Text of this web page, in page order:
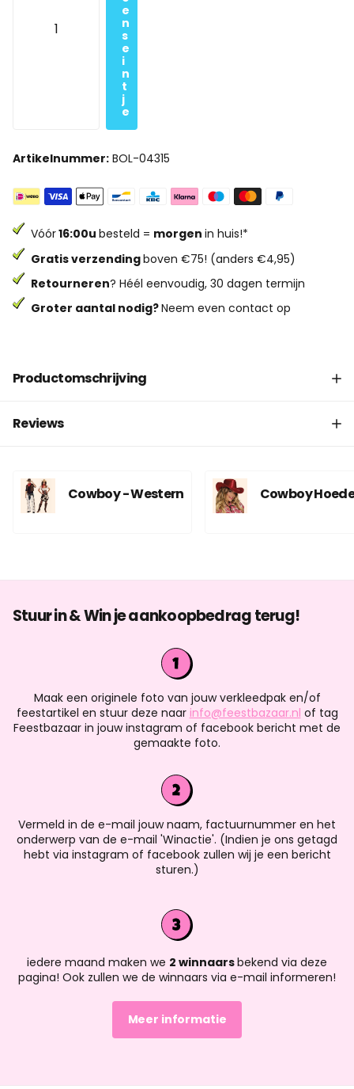
e
n
s
e
i
n
t
j
e
Artikelnummer: BOL-04315
Vóór16:00u besteld = morgen in huis!*
Gratis verzendingboven €75! (anders €4,95)
Retourneren? Héél eenvoudig, 30 dagen termijn
Groter aantal nodig?Neem even contact op
Productomschrijving
Reviews
Cowboy - Western Cowboy
Stuur in & Win je aankoopbedrag terug!
Maak een originele foto van jouw verkleedpak en/of
feestartikel en stuur deze naar info@feestbazaar.nl of tag
Feestbazaar in jouw instagram of facebook bericht met de
gemaakte foto.
Vermeld in de e-mail jouw naam, factuurnummer en het
onderwerp van de e-mail 'Winactie'. (Indien je ons getagd
hebt via instagram of facebook zullen wij je een bericht
sturen.)
iedere maand maken we 2 winnaarsbekend via deze
pagina! Ook zullen we de winnaars via e-mail informeren!
Meer informatie